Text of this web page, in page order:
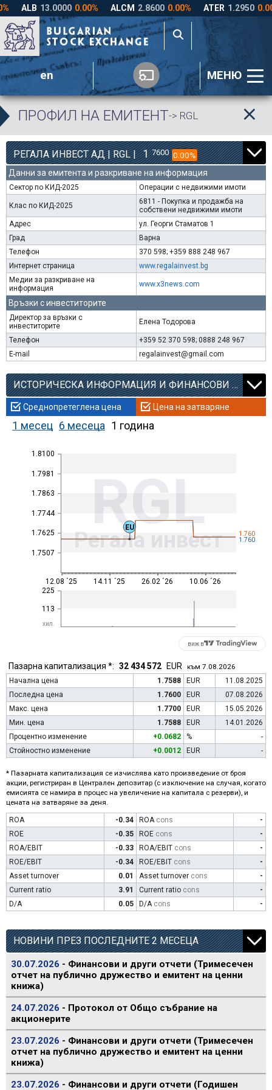
en МЕНЮ
ПРОФИЛ НА ЕМИТЕНТ-> RGL
РЕГАЛА ИНВЕСТ АД | RGL | 1 7600 0.00%
Данни за емитента и разкриване на информация
Сектор по КИД-2025 Операции с недвижими имоти
Клас по КИД-2025
6811 - Покупка и продажба на
собствени недвижими имоти
Адрес
ул. Георги Стаматов 1
Град
Варна
Телефон
370 598; +359 888 248 967
Интернет страница
www.regalainvest.bg
Медии за разкриване на
информация
www.x3news.com
Връзки с инвеститорите
Директор за връзки с
инвеститорите
Елена Тодорова
Телефон
+359 52 370 598; 0888 248 967
E-mail
regalainvest@gmail.com
ИСТОРИЧЕСКА ИНФОРМАЦИЯ И ФИНАНСОВИ КОЕФИЦИЕНТИ
Среднопретеглена цена Цена на затваряне
1 месец 6 месеца 1 година
1.7507
1.7625
1.7744
1.7863
1.7981
1.8100
RGL
Регала инвест
хил.
113
225
1.760
1.760
12.08 ´25 14.11 ´25 26.02 ´26 10.06 ´26
EU
виж в
Пазарна капитализация *: 32 434 572 EUR към 7.08.2026
Начална цена
1.7588 EUR
11.08.2025
Последна цена
1.7600 EUR
07.08.2026
Макс. цена
1.7700 EUR
15.05.2026
Мин. цена
1.7588 EUR
14.01.2026
Процентно изменение
+0.0682 %
-
Стойностно изменение
+0.0012 EUR -
* Пазарната капитализация се изчислява като произведение от броя
акции, регистриран в Централен депозитар (с изключение на случая, когато
емисията се намира в процес на увеличение на капитала с резерви), и
цената на затваряне за деня.
ROA -0.34 ROA cons
-
ROE
-0.35 ROE cons
-
ROA/EBIT
-0.33 ROA/EBIT cons
-
ROE/EBIT
-0.34 ROE/EBIT cons
-
Asset turnover
0.01 Asset turnover cons
-
Current ratio
3.91 Current ratio cons
-
D/A
0.05 D/A cons -
НОВИНИ ПРЕЗ ПОСЛЕДНИТЕ 2 МЕСЕЦА
30.07.2026 - Финансови и други отчети (Тримесечен
отчет на публично дружество и емитент на ценни
книжа)
24.07.2026 - Протокол от Общо събрание на
акционерите
23.07.2026 - Финансови и други отчети (Тримесечен
отчет на публично дружество и емитент на ценни
книжа)
23.07.2026 - Финансови и други отчети (Годишен